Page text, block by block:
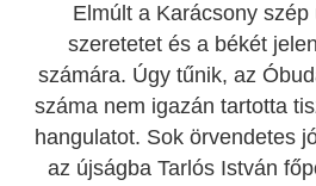
Elmúlt a Karácsony
szeretetet és a békét
számára. Úgy tűnik, az
száma nem igazán tartotta
hangulatot. Sok örvendetes
az újságba Tarlós István